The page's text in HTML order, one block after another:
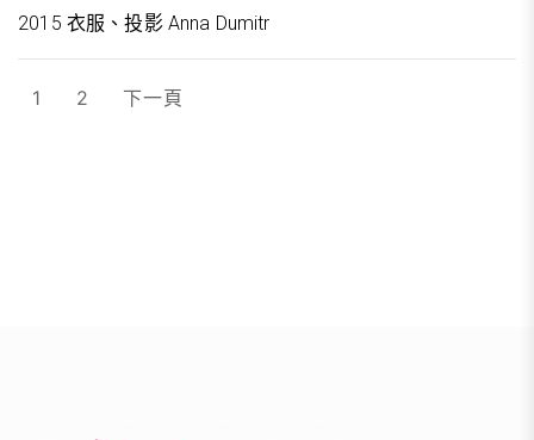
2015 衣服、投影 Anna Dumitr
文
1 2 下一頁